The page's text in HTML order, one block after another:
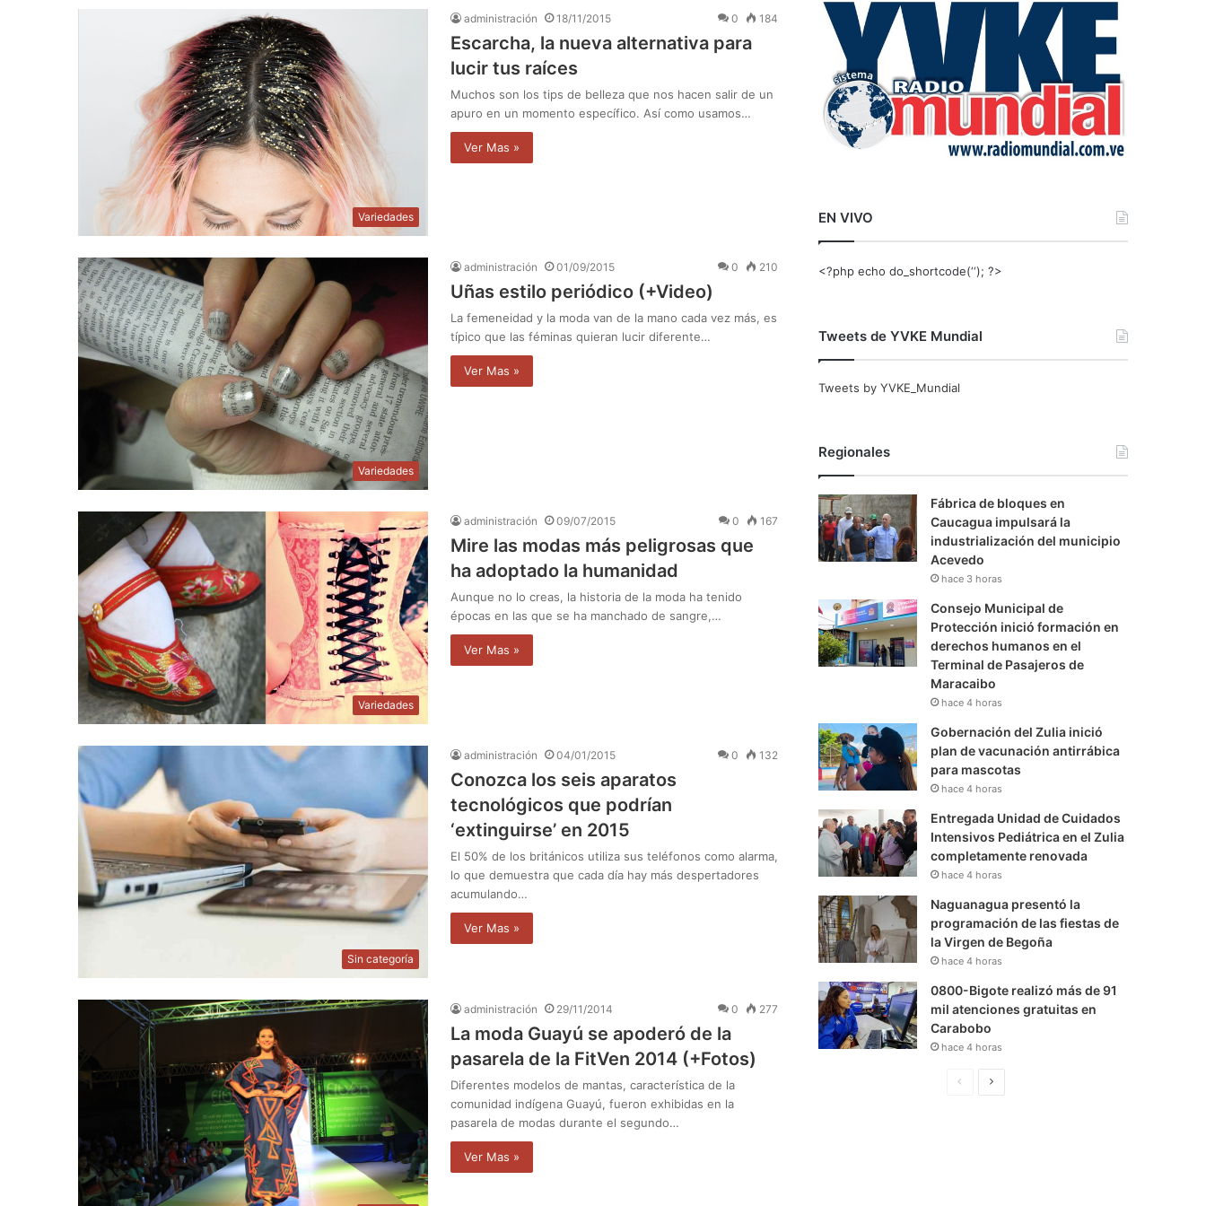
Variedades
administración 18/11/2015 0 184
Escarcha, la nueva alternativa para
lucir tus raíces
Muchos son los tips de belleza que nos hacen salir de un
apuro en un momento específico. Así como usamos…
Ver Mas »
Variedades
administración 01/09/2015 0 210
Uñas estilo periódico (+Video)
La femeneidad y la moda van de la mano cada vez más, es
típico que las féminas quieran lucir diferente…
Ver Mas »
Variedades
administración 09/07/2015 0 167
Mire las modas más peligrosas que
ha adoptado la humanidad
Aunque no lo creas, la historia de la moda ha tenido
épocas en las que se ha manchado de sangre,…
Ver Mas »
Sin categoría
administración 04/01/2015 0 132
Conozca los seis aparatos
tecnológicos que podrían
‘extinguirse’ en 2015
El 50% de los británicos utiliza sus teléfonos como alarma,
lo que demuestra que cada día hay más despertadores
acumulando…
Ver Mas »
administración 29/11/2014 0 277
La moda Guayú se apoderó de la
pasarela de la FitVen 2014 (+Fotos)
Diferentes modelos de mantas, característica de la
comunidad indígena Guayú, fueron exhibidas en la
pasarela de modas durante el segundo…
Ver Mas »
r
EN VIVO
<?php echo do_shortcode(‘‘); ?>
Tweets de YVKE Mundial
Tweets by YVKE_Mundial
Regionales
Fábrica de bloques en
Caucagua impulsará la
industrialización del municipio
Acevedo
hace 3 horas
Consejo Municipal de
Protección inició formación en
derechos humanos en el
Terminal de Pasajeros de
Maracaibo
hace 4 horas
Gobernación del Zulia inició
plan de vacunación antirrábica
para mascotas
hace 4 horas
Entregada Unidad de Cuidados
Intensivos Pediátrica en el Zulia
completamente renovada
hace 4 horas
Naguanagua presentó la
programación de las fiestas de
la Virgen de Begoña
hace 4 horas
0800-Bigote realizó más de 91
mil atenciones gratuitas en
Carabobo
hace 4 horas
S